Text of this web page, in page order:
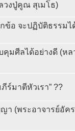
วงปู่คูณ สุเมโธ)
ข้อ จะปฏิบัติธรรมไ
คุมศีลได้อย่างดี (หล
ร์มาตีหัวเรา” ??
า (พระอาจารย์อัค